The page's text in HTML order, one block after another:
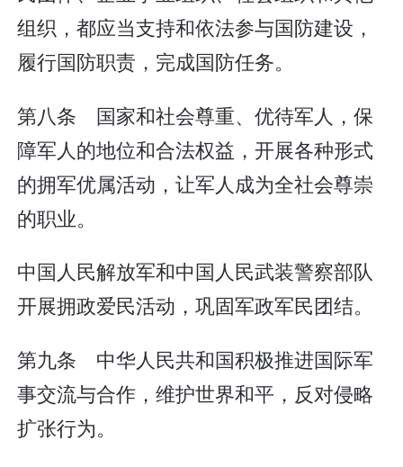
组织，都应当支持和依法参与国防建设，
履行国防职责，完成国防任务。
第八条 国家和社会尊重、优待军人，保
障军人的地位和合法权益，开展各种形式
的拥军优属活动，让军人成为全社会尊崇
的职业。
中国人民解放军和中国人民武装警察部队
开展拥政爱民活动，巩固军政军民团结。
第九条 中华人民共和国积极推进国际军
事交流与合作，维护世界和平，反对侵略
扩张行为。